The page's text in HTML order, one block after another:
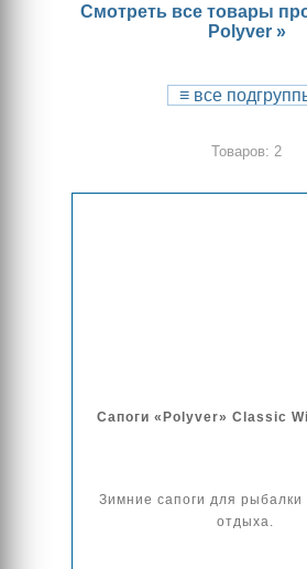
ОтзывыСмотреть все товары
Polyver »
≡все
Товаров: 2
Сапоги «Polyver» Classic
Зимние сапоги для рыбалки
отдыха.